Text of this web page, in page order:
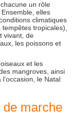
un rôle
elles
climatiques
tropicales),
vivant, de
les poissons et
et les
mangroves, ainsi
le Natal
marche